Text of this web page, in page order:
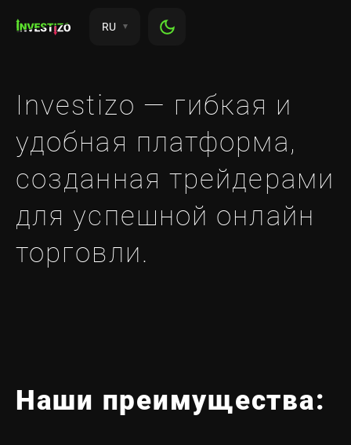
RU
Investizo — гибкая и
удобная платформа,
созданная трейдерами
для успешной онлайн
торговли.
Наши преимущества: